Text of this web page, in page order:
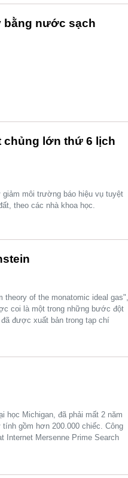
bằng nước sạch
chủng lớn thứ 6 lịch
môi trường báo hiệu vụ tuyệt
theo các nhà khoa học.
theory of the monatomic ideal
coi là một trong những bước đột
được xuất bản trong tạp chí
học Michigan, đã phải mất 2 năm
gồm hơn 200.000 chiếc. Công
Internet Mersenne Prime Search